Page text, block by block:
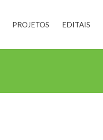
PROJETOS EDITAIS